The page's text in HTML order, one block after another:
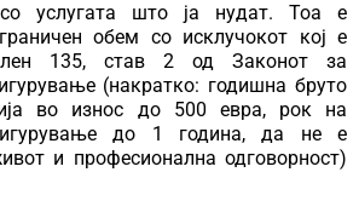
услугата што ја нудат. Тоа е
обем со исклучокот кој е
135, став 2 од Законот за
(накратко: годишна бруто
во износ до 500 евра, рок на
до 1 година, да не е
и професионална одговорност)